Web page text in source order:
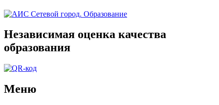
Независимая оценка качества
образования
Меню